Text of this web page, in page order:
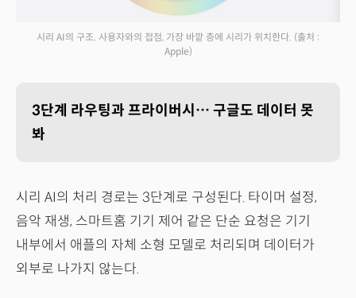
시리 AI의 구조. 사용자와의 접점, 가장 바깥 층에 시리가 위치한다. (출처 :
Apple)
3단계 라우팅과 프라이버시… 구글도 데이터 못
봐
시리 AI의 처리 경로는 3단계로 구성된다. 타이머 설정,
음악 재생, 스마트홈 기기 제어 같은 단순 요청은 기기
내부에서 애플의 자체 소형 모델로 처리되며 데이터가
외부로 나가지 않는다.